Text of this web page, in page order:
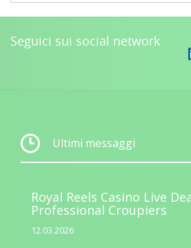
Seguici sui social network
Ultimi messaggi
Royal Reels Casino Live
Professional Croupiers
12.03.2026